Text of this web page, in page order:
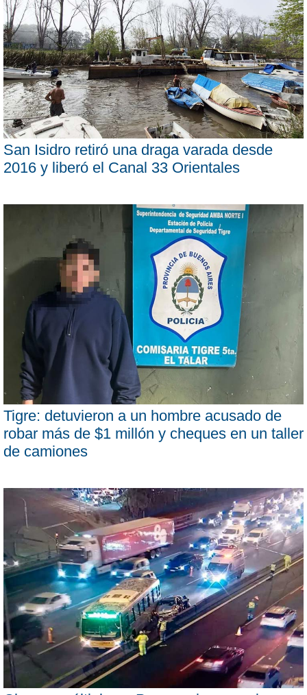
San Isidro retiró una draga varada desde
2016 y liberó el Canal 33 Orientales
Tigre: detuvieron a un hombre acusado de
robar más de $1 millón y cheques en un taller
de camiones